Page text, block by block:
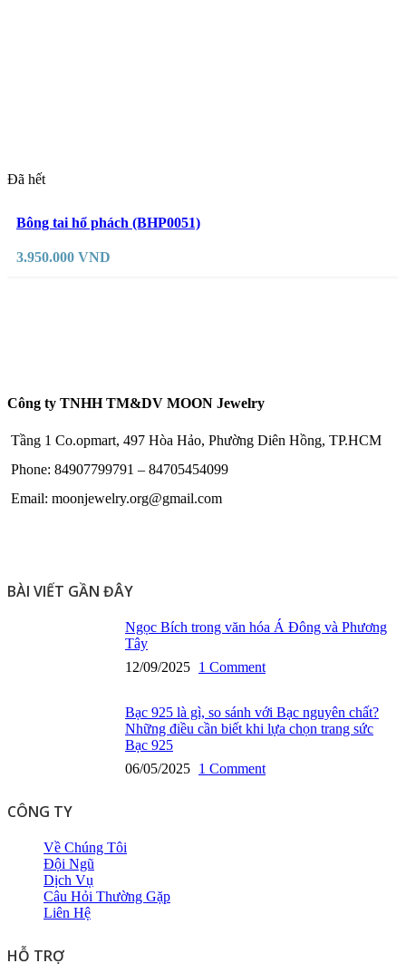
Đã hết
Yêu thích
Bông tai hổ phách (BHP0051)
3.950.000 VND
Công ty TNHH TM&DV MOON Jewelry
Tầng 1 Co.opmart, 497 Hòa Hảo, Phường Diên Hồng, TP.HCM
Phone: 84907799791 – 84705454099
Email: moonjewelry.org@gmail.com
BÀI VIẾT GẦN ĐÂY
Ngọc Bích trong văn hóa Á Đông và Phương
Tây
12/09/2025 1 Comment
Bạc 925 là gì, so sánh với Bạc nguyên chất?
Những điều cần biết khi lựa chọn trang sức
Bạc 925
06/05/2025 1 Comment
CÔNG TY
Về Chúng Tôi
Đội Ngũ
Dịch Vụ
Câu Hỏi Thường Gặp
Liên Hệ
HỖ TRỢ